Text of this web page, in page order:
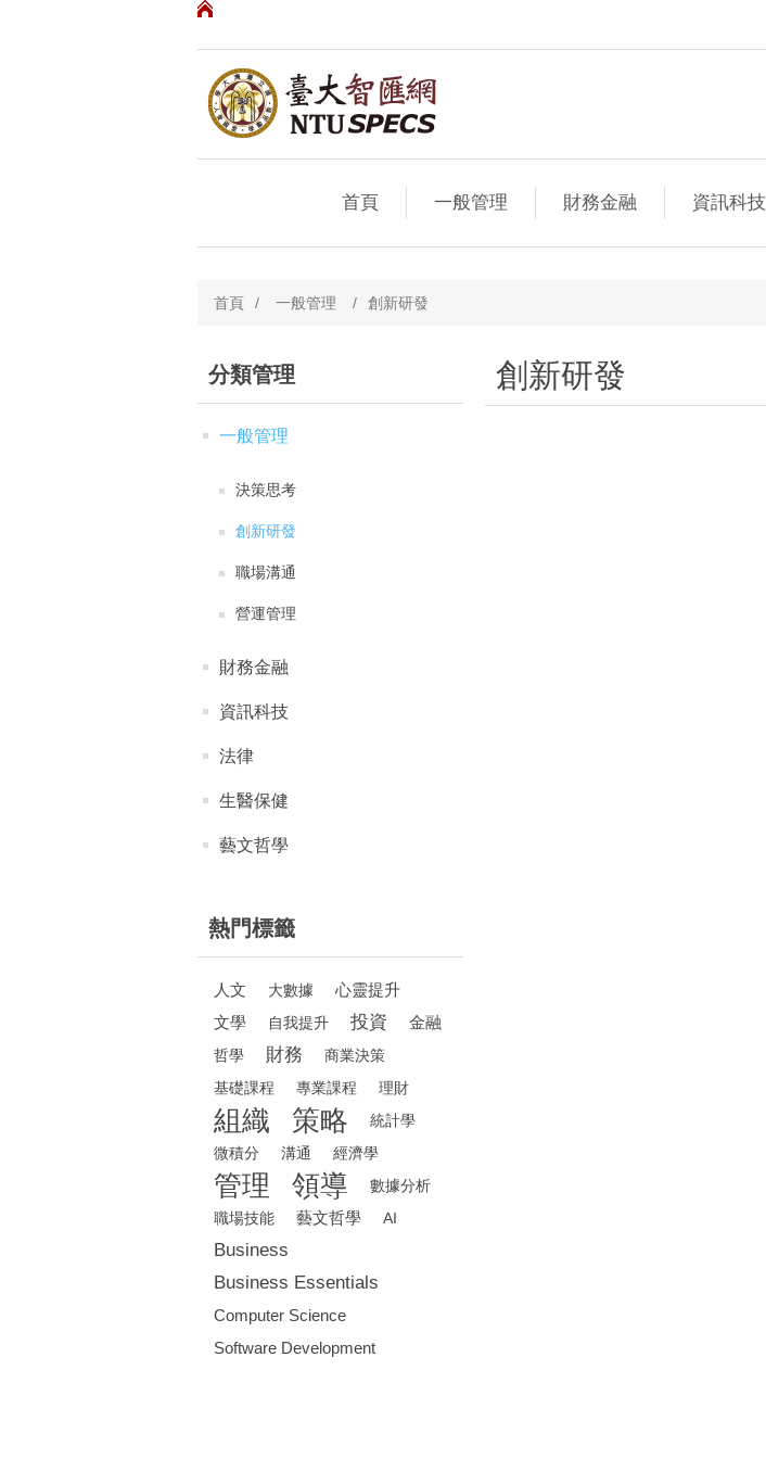
首頁 一般管理 財務金融 資訊科技
首頁 / 一般管理 / 創新研發
分類管理
一般管理
決策思考
創新研發
職場溝通
營運管理
財務金融
資訊科技
法律
生醫保健
藝文哲學
熱門標籤
人文 大數據
心靈提升
文學
自我提升 投資 金融
哲學 財務
商業決策
基礎課程
專業課程 理財
組織 策略
統計學
微積分
溝通 經濟學
管理 領導
數據分析
職場技能
藝文哲學 AI
Business
Business Essentials
Computer Science
Software Development
創新研發